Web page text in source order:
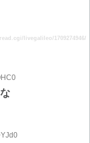
livegalileo/1709274946/